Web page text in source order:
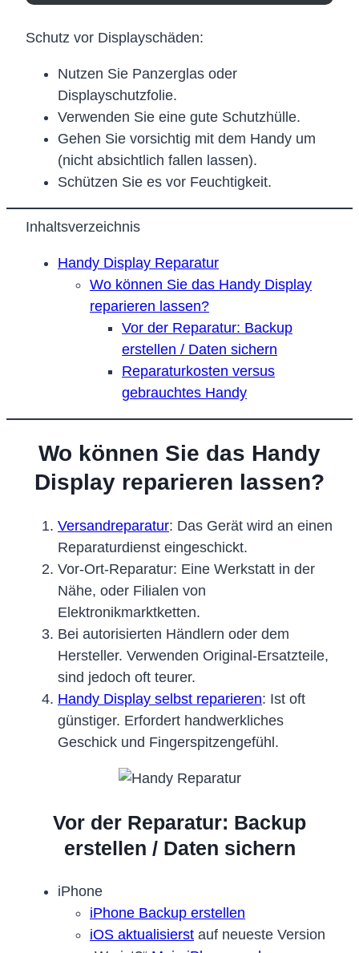
Schutz vor Displayschäden:
Nutzen Sie Panzerglas oder
Displayschutzfolie.
Verwenden Sie eine gute Schutzhülle.
Gehen Sie vorsichtig mit dem Handy um
(nicht absichtlich fallen lassen).
Schützen Sie es vor Feuchtigkeit.
Inhaltsverzeichnis
Handy Display Reparatur
Wo können Sie das Handy Display
reparieren lassen?
Vor der Reparatur: Backup
erstellen / Daten sichern
Reparaturkosten versus
gebrauchtes Handy
Wo können Sie das Handy
Display reparieren lassen?
Versandreparatur: Das Gerät wird an einen
Reparaturdienst eingeschickt.
Vor-Ort-Reparatur: Eine Werkstatt in der
Nähe, oder Filialen von
Elektronikmarktketten.
Bei autorisierten Händlern oder dem
Hersteller. Verwenden Original-Ersatzteile,
sind jedoch oft teurer.
Handy Display selbst reparieren: Ist oft
günstiger. Erfordert handwerkliches
Geschick und Fingerspitzengefühl.
Vor der Reparatur: Backup
erstellen / Daten sichern
iPhone
iPhone Backup erstellen
iOS aktualisierst auf neueste Version